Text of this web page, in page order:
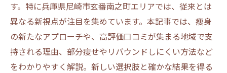
す。特に兵庫県尼崎市玄番南之町エリアでは、従来とは
異なる新視点が注目を集めています。本記事では、痩身
の新たなアプローチや、高評価口コミが集まる地域で支
持される理由、部分痩せやリバウンドしにくい方法など
をわかりやすく解説。新しい選択肢と確かな結果を得る